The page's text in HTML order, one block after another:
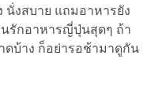
นั่งสบาย แถมอาหารยัง
รักอาหารญี่ปุ่นสุดๆ ถ้า
บ้าง ก็อย่ารอช้ามาดูกัน